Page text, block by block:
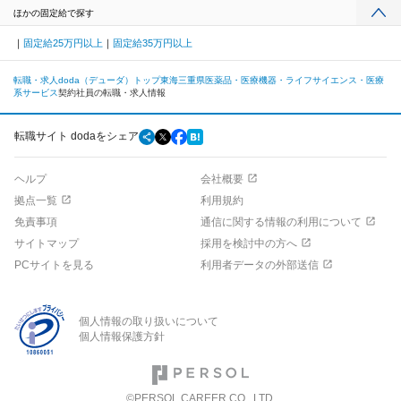
ほかの固定給で探す
固定給25万円以上 固定給35万円以上
転職・求人doda（デューダ）トップ東海三重県医薬品・医療機器・ライフサイエンス・医療
系サービス契約社員の転職・求人情報
転職サイト dodaをシェア
ヘルプ
会社概要
拠点一覧
利用規約
免責事項
通信に関する情報の利用について
サイトマップ
採用を検討中の方へ
PCサイトを見る
利用者データの外部送信
個人情報の取り扱いについて
個人情報保護方針
©PERSOL CAREER CO., LTD.